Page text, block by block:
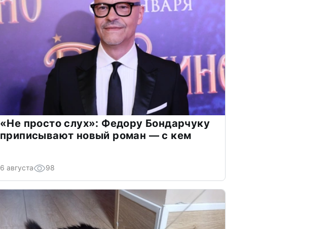
«Не просто слух»: Федору Бондарчуку
приписывают новый роман — с кем
6 августа 98